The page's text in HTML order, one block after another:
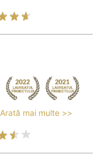
Arată mai multe >>